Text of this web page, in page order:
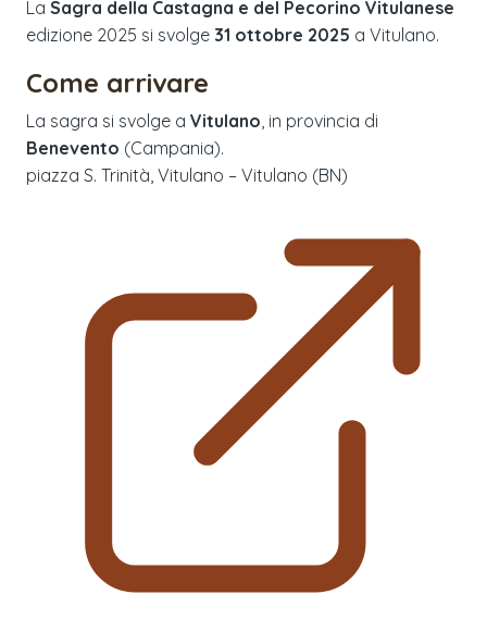
La Sagra della Castagna e del Pecorino Vitulanese
edizione 2025 si svolge 31 ottobre 2025 a Vitulano.
Come arrivare
La sagra si svolge a Vitulano , in provincia di
Benevento (Campania).
piazza S. Trinità, Vitulano – Vitulano (BN)